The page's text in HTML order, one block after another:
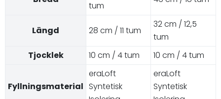
tum
Längd 28 cm / 11 tum
32 cm / 12,5
tum
Tjocklek
10 cm / 4 tum 10 cm / 4 tum
Fyllningsmaterial
eraLoft
Syntetisk
eraLoft
Syntetisk